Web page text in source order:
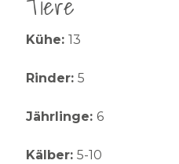
Kühe: 13
Rinder: 5
Jährlinge: 6
Kälber: 5-10